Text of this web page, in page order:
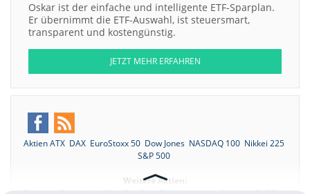
Oskar ist der einfache und intelligente ETF-Sparplan.
Er übernimmt die ETF-Auswahl, ist steuersmart,
transparent und kostengünstig.
JETZT MEHR ERFAHREN
Aktien ATX DAX EuroStoxx 50 Dow Jones NASDAQ 100 Nikkei 225
S&P 500
Weitere Aktien: